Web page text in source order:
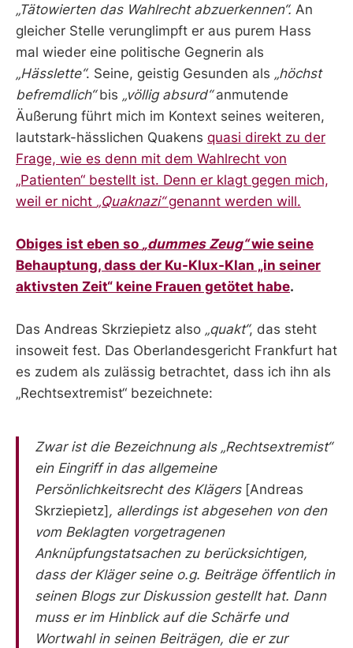
„Tätowierten das Wahlrecht abzuerkennen“. An
gleicher Stelle verunglimpft er aus purem Hass
mal wieder eine politische Gegnerin als
„Hässlette“. Seine, geistig Gesunden als „höchst
befremdlich“bis „völlig absurd“anmutende
Äußerung führt mich im Kontext seines weiteren,
lautstark-hässlichen Quakens quasi direkt zu der
Frage, wie es denn mit dem Wahlrecht von
„Patienten“ bestellt ist. Denn er klagt gegen mich,
weil er nicht „Quaknazi“genannt werden will.
Obiges ist eben so „dummes Zeug“wie seine
Behauptung, dass der Ku-Klux-Klan „in seiner
aktivsten Zeit“ keine Frauen getötet habe.
Das Andreas Skrziepietz also „quakt“, das steht
insoweit fest. Das Oberlandesgericht Frankfurt hat
es zudem als zulässig betrachtet, dass ich ihn als
„Rechtsextremist“ bezeichnete:
Zwar ist die Bezeichnung als „Rechtsextremist“
ein Eingriff in das allgemeine
Persönlichkeitsrecht des Klägers [Andreas
Skrziepietz] , allerdings ist abgesehen von den
vom Beklagten vorgetragenen
Anknüpfungstatsachen zu berücksichtigen,
dass der Kläger seine o.g. Beiträge öffentlich in
seinen Blogs zur Diskussion gestellt hat. Dann
muss er im Hinblick auf die Schärfe und
Wortwahl in seinen Beiträgen, die er zur